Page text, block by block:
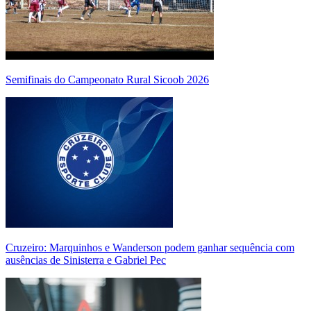
Semifinais do Campeonato Rural Sicoob 2026
Cruzeiro: Marquinhos e Wanderson podem ganhar sequência com
ausências de Sinisterra e Gabriel Pec